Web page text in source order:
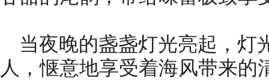
当夜晚的盏盏灯光亮起，灯
人，惬意地享受着海风带来的